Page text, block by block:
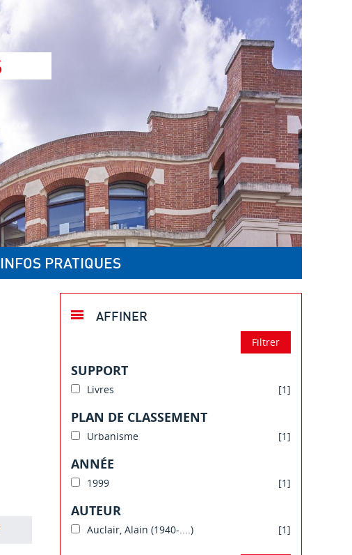
INFOS PRATIQUES
AFFINER
SUPPORT
Livres [1]
PLAN DE CLASSEMENT
Urbanisme [1]
ANNÉE
1999 [1]
AUTEUR
Auclair, Alain (1940-....) [1]